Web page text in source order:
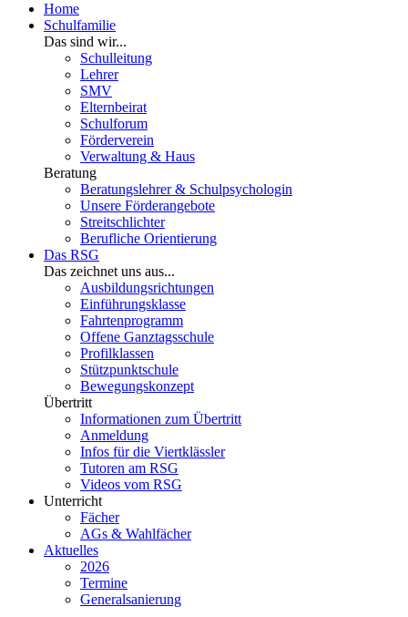
Home
Schulfamilie
Das sind wir...
Schulleitung
Lehrer
SMV
Elternbeirat
Schulforum
Förderverein
Verwaltung & Haus
Beratung
Beratungslehrer & Schulpsychologin
Unsere Förderangebote
Streitschlichter
Berufliche Orientierung
Das RSG
Das zeichnet uns aus...
Ausbildungsrichtungen
Einführungsklasse
Fahrtenprogramm
Offene Ganztagsschule
Profilklassen
Stützpunktschule
Bewegungskonzept
Übertritt
Informationen zum Übertritt
Anmeldung
Infos für die Viertklässler
Tutoren am RSG
Videos vom RSG
Unterricht
Fächer
AGs & Wahlfächer
Aktuelles
2026
Termine
Generalsanierung